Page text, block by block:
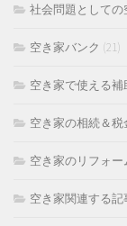
社会問題としての
空き家バンク (21)
空き家で使える
空き家の相続＆税
空き家のリフォ
空き家関連する